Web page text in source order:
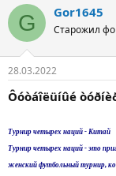
т
о
т
е
м
ы
т
н
а
л
G Gor1645
Старожил
28.03.2022
Ôóòáîëüíûé
Турнир четырех наций - Китай
Турнир четырех наций - это
женский футбольный турнир,